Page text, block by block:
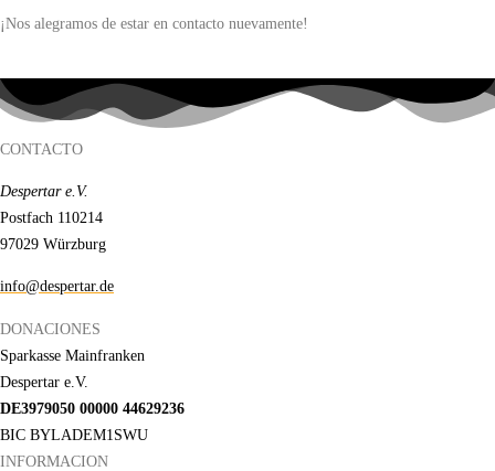
¡Nos alegramos de estar en contacto nuevamente!
CONTACTO
Despertar e.V.
Postfach 110214
97029 Würzburg
info@despertar.de
DONACIONES
Sparkasse Mainfranken
Despertar e.V.
DE3979050 00000 44629236
BIC BYLADEM1SWU
INFORMACION